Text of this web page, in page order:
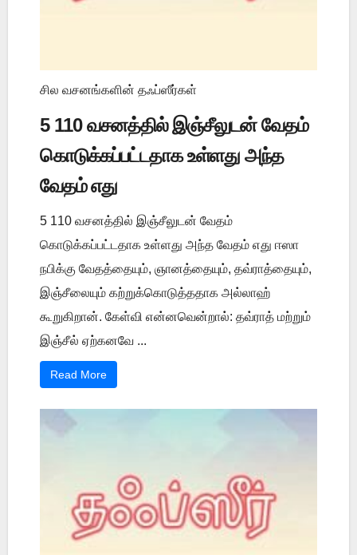
சில வசனங்களின் தஃப்ஸீர்கள்
5 110 வசனத்தில் இஞ்சீலுடன் வேதம்
கொடுக்கப்பட்டதாக உள்ளது அந்த
வேதம் எது
5 110 வசனத்தில் இஞ்சீலுடன் வேதம்
கொடுக்கப்பட்டதாக உள்ளது அந்த வேதம் எது ஈஸா
நபிக்கு வேதத்தையும், ஞானத்தையும், தவ்ராத்தையும்,
இஞ்சீலையும் கற்றுக்கொடுத்ததாக அல்லாஹ்
கூறுகிறான். கேள்வி என்னவென்றால்: தவ்ராத் மற்றும்
இஞ்சீல் ஏற்கனவே ...
Read More